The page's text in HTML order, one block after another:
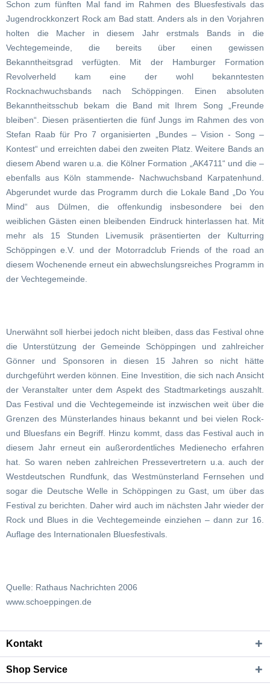
Schon zum fünften Mal fand im Rahmen des Bluesfestivals das
Jugendrockkonzert Rock am Bad statt. Anders als in den Vorjahren
holten die Macher in diesem Jahr erstmals Bands in die
Vechtegemeinde, die bereits über einen gewissen
Bekanntheitsgrad verfügten. Mit der Hamburger Formation
Revolverheld kam eine der wohl bekanntesten
Rocknachwuchsbands nach Schöppingen. Einen absoluten
Bekanntheitsschub bekam die Band mit Ihrem Song „Freunde
bleiben“. Diesen präsentierten die fünf Jungs im Rahmen des von
Stefan Raab für Pro 7 organisierten „Bundes – Vision - Song –
Kontest“ und erreichten dabei den zweiten Platz. Weitere Bands an
diesem Abend waren u.a. die Kölner Formation „AK4711“ und die –
ebenfalls aus Köln stammende- Nachwuchsband Karpatenhund.
Abgerundet wurde das Programm durch die Lokale Band „Do You
Mind“ aus Dülmen, die offenkundig insbesondere bei den
weiblichen Gästen einen bleibenden Eindruck hinterlassen hat. Mit
mehr als 15 Stunden Livemusik präsentierten der Kulturring
Schöppingen e.V. und der Motorradclub Friends of the road an
diesem Wochenende erneut ein abwechslungsreiches Programm in
der Vechtegemeinde.
Unerwähnt soll hierbei jedoch nicht bleiben, dass das Festival ohne
die Unterstützung der Gemeinde Schöppingen und zahlreicher
Gönner und Sponsoren in diesen 15 Jahren so nicht hätte
durchgeführt werden können. Eine Investition, die sich nach Ansicht
der Veranstalter unter dem Aspekt des Stadtmarketings auszahlt.
Das Festival und die Vechtegemeinde ist inzwischen weit über die
Grenzen des Münsterlandes hinaus bekannt und bei vielen Rock-
und Bluesfans ein Begriff. Hinzu kommt, dass das Festival auch in
diesem Jahr erneut ein außerordentliches Medienecho erfahren
hat. So waren neben zahlreichen Pressevertretern u.a. auch der
Westdeutschen Rundfunk, das Westmünsterland Fernsehen und
sogar die Deutsche Welle in Schöppingen zu Gast, um über das
Festival zu berichten. Daher wird auch im nächsten Jahr wieder der
Rock und Blues in die Vechtegemeinde einziehen – dann zur 16.
Auflage des Internationalen Bluesfestivals.
Quelle: Rathaus Nachrichten 2006
www.schoeppingen.de
Kontakt
Shop Service